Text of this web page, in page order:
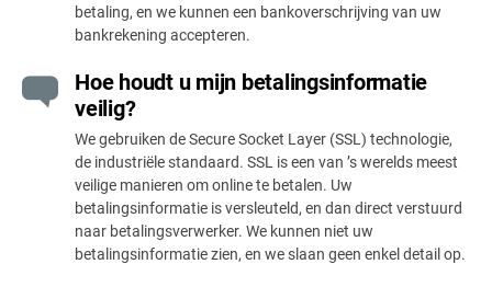
betaling, en we kunnen een bankoverschrijving van uw
bankrekening accepteren.
Hoe houdt u mijn betalingsinformatie
veilig?
We gebruiken de Secure Socket Layer (SSL) technologie,
de industriële standaard. SSL is een van ’s werelds meest
veilige manieren om online te betalen. Uw
betalingsinformatie is versleuteld, en dan direct verstuurd
naar betalingsverwerker. We kunnen niet uw
betalingsinformatie zien, en we slaan geen enkel detail op.